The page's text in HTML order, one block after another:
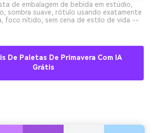
de embalagem de bebida em estúdio,
sombra suave, rótulo usando exatamente
foco nítido, sem cena de estilo de vida --
De Paletas De Primavera Com IA
Grátis